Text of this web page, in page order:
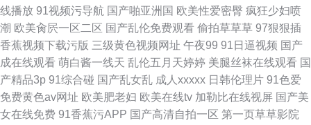
线播放 91视频污导航 国产啪亚洲国 欧美性爱密臀 疯狂少妇喷
潮 欧美肏屄一区二区 国产乱伦免费观看 偷拍草草草 97狠狠插
香蕉视频下载污版 三级黄色视频网址 午夜99 91日逼视频 国产
成在线观看 萌白酱一线天 乱伦五月天婷婷 美腿丝袜在线观看 国
产精品3p 91综合碰 国产乱女乱 成人xxxxx 日韩伦理片 91色爱
免费黄色av网址 欧美肥老妇 欧美在线tv 加勒比在线视屏 国产美
女在线免费 91香蕉污APP 国产高清自拍一区 第一页草草影院